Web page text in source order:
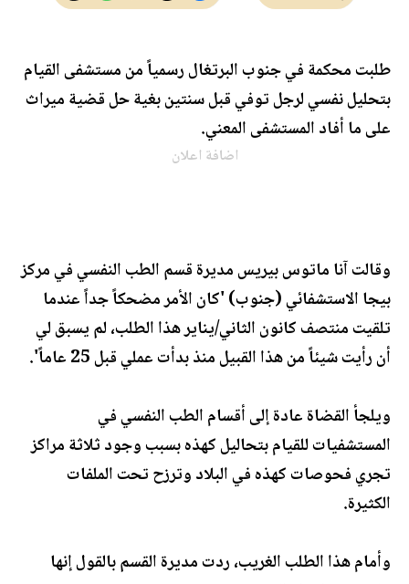
طلبت محكمة في جنوب البرتغال رسمياً من مستشفى القيام
بتحليل نفسي لرجل توفي قبل سنتين بغية حل قضية ميراث
على ما أفاد المستشفى المعني.
اضافة اعلان
وقالت آنا ماتوس بيريس مديرة قسم الطب النفسي في مركز
بيجا الاستشفائي (جنوب) 'كان الأمر مضحكاً جداً عندما
تلقيت منتصف كانون الثاني/يناير هذا الطلب، لم يسبق لي
أن رأيت شيئاً من هذا القبيل منذ بدأت عملي قبل 25 عاماً'.
ويلجأ القضاة عادة إلى أقسام الطب النفسي في
المستشفيات للقيام بتحاليل كهذه بسبب وجود ثلاثة مراكز
تجري فحوصات كهذه في البلاد وترزح تحت الملفات
الكثيرة.
وأمام هذا الطلب الغريب، ردت مديرة القسم بالقول إنها